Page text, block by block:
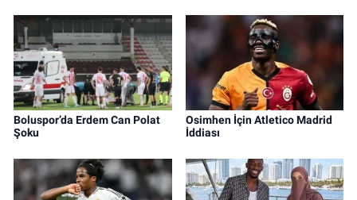
Boluspor’da Erdem Can Polat
Şoku
Osimhen İçin Atletico Madrid
İddiası